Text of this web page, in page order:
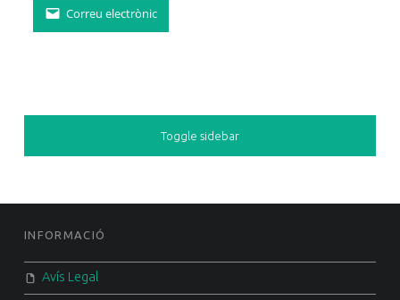
Correu electrònic
SIDEBAR
Toggle sidebar
FOOTER SIDEBAR
INFORMACIÓ
Avís Legal